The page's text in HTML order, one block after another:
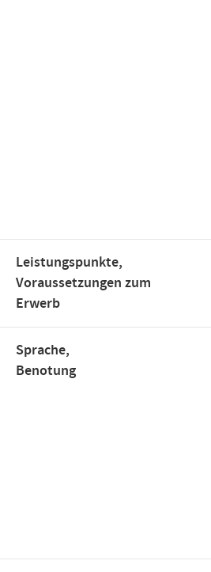
Leistungspunkte,
Voraussetzungen zum
Erwerb
Sprache,
Benotung